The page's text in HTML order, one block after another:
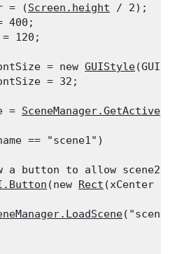
= (
Screen.height / 2);
400;
120;
= new GUIStyle
= 32;
=
== "scene1")
a button to allow scene2
(new Rect (xCenter -